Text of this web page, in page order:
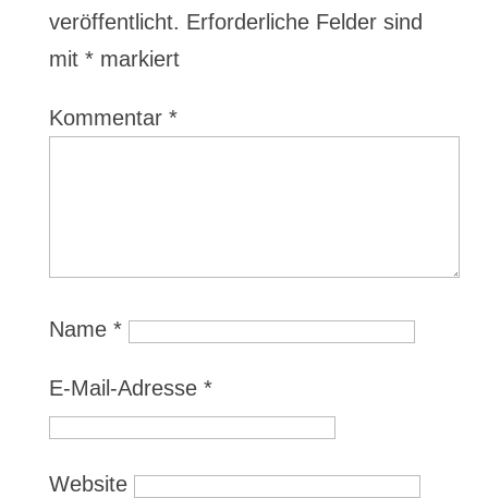
veröffentlicht. Erforderliche Felder sind
mit *markiert
Kommentar *
Name *
E-Mail-Adresse *
Website